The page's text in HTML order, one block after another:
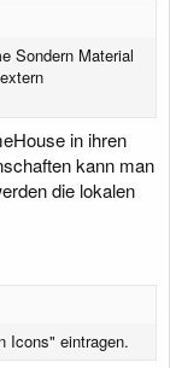
Sondern Material
in ihren
kann man
die lokalen
Icons" eintragen.